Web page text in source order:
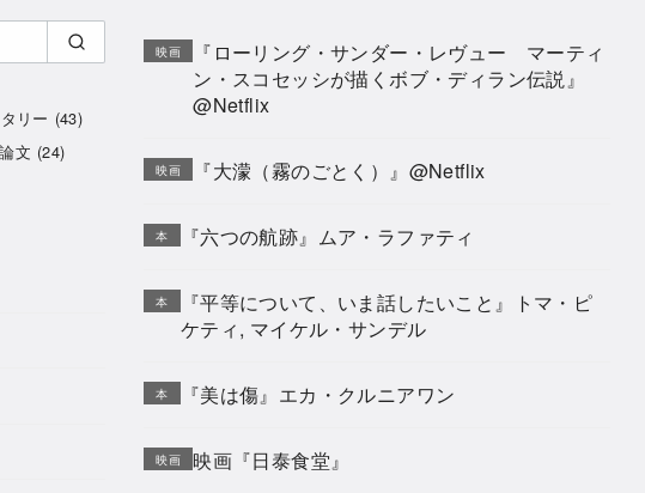
リー (43)
論文 (24)
映画
『ローリング・サンダー・レヴュー マーティ
ン・スコセッシが描くボブ・ディラン伝説』
@Netflix
映画 『大濛（霧のごとく）』@Netflix
本 『六つの航跡』ムア・ラファティ
本
『平等について、いま話したいこと』トマ・ピ
ケティ, マイケル・サンデル
本 『美は傷』エカ・クルニアワン
映画 映画『日泰食堂』